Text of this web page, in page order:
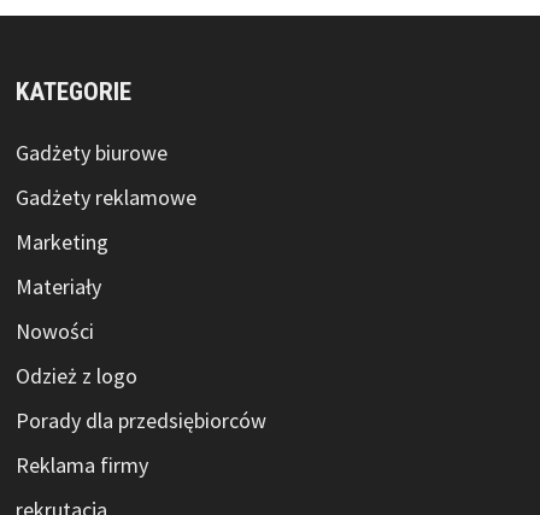
KATEGORIE
Gadżety biurowe
Gadżety reklamowe
Marketing
Materiały
Nowości
Odzież z logo
Porady dla przedsiębiorców
Reklama firmy
rekrutacja